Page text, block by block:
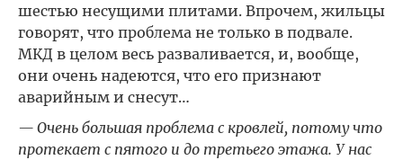
шестью несущими плитами. Впрочем, жильцы
говорят, что проблема не только в подвале.
МКД в целом весь разваливается, и, вообще,
они очень надеются, что его признают
аварийным и снесут…
— Очень большая проблема с кровлей, потому что
протекает с пятого и до третьего этажа. У нас